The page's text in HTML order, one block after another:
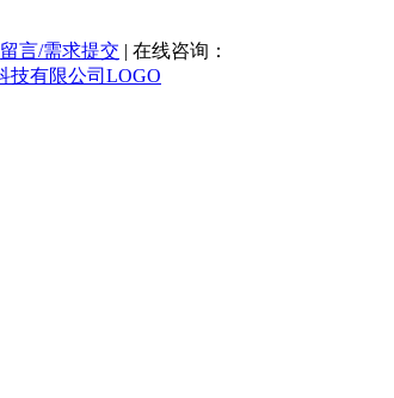
留言/需求提交 | 在线咨询：